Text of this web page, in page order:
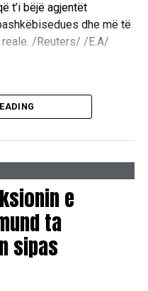
t’i bëjë agjentët
dhe më të
/Reuters/ /E.A/
e
ta
sipas